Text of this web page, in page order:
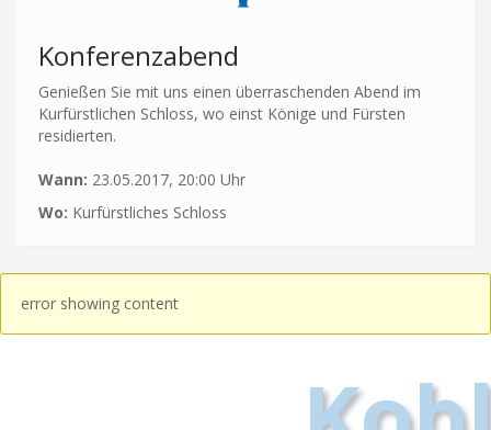
Konferenzabend
Genießen Sie mit uns einen überraschenden Abend im
Kurfürstlichen Schloss, wo einst Könige und Fürsten
residierten.
Wann: 23.05.2017, 20:00 Uhr
Wo: Kurfürstliches Schloss
error showing content